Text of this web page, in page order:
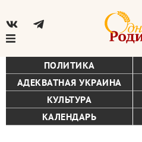
ПОЛИТИКА
АДЕКВАТНАЯ УКРАИНА
КУЛЬТУРА
КАЛЕНДАРЬ